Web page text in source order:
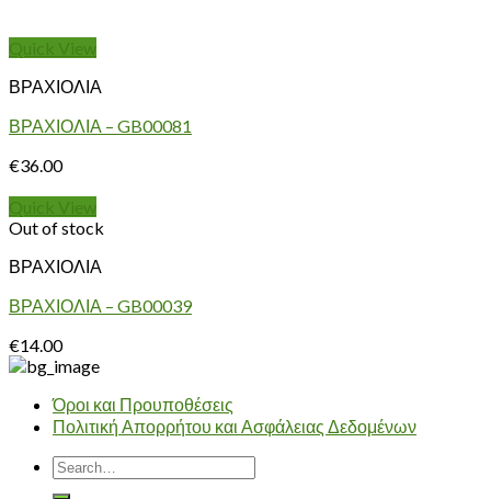
Quick View
ΒΡΑΧΙΟΛΙΑ
ΒΡΑΧΙΟΛΙΑ – GB00081
€36.00
Quick View
Out of stock
ΒΡΑΧΙΟΛΙΑ
ΒΡΑΧΙΟΛΙΑ – GB00039
€14.00
Όροι και Προυποθέσεις
Πολιτική Απορρήτου και Ασφάλειας Δεδομένων
Search
for: